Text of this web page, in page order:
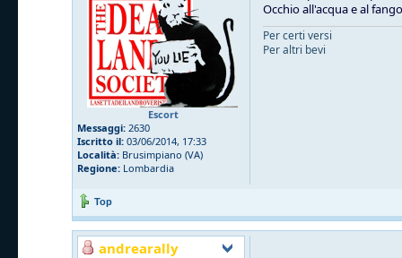
Escort
Messaggi: 2630
Iscritto il: 03/06/2014, 17:33
Località: Brusimpiano (VA)
Regione: Lombardia
Occhio all'acqua e al fango
Per certi versi
Per altri bevi
Top
andrearally